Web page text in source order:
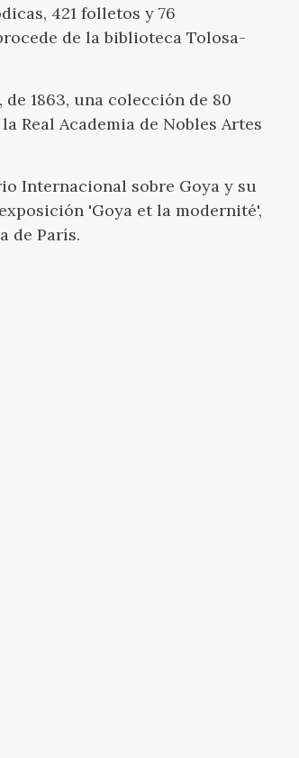
421 folletos y 76
de la biblioteca Tolosa-
1863, una colección de 80
Real Academia de Nobles Artes
Internacional sobre Goya y su
'Goya et la modernité',
de París.